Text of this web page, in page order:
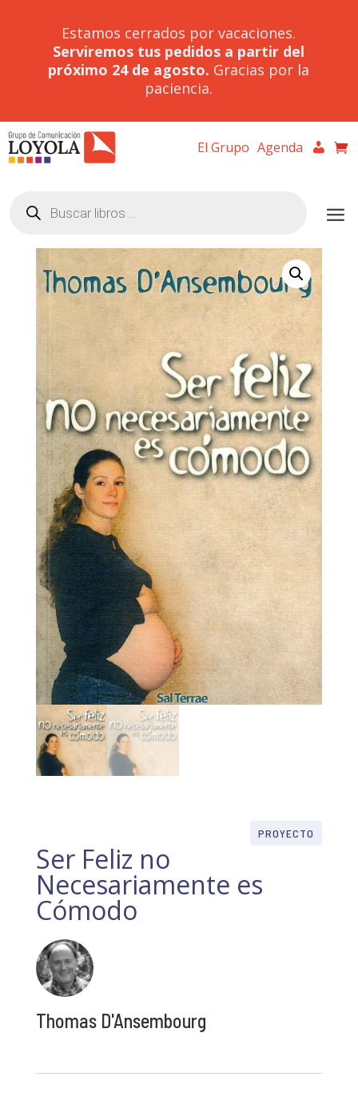
Estamos cerrados por vacaciones.
Serviremos tus pedidos a partir del
próximo 24 de agosto. Gracias por la
paciencia.
El Grupo Agenda
productos
PROYECTO
Ser Feliz no
Necesariamente es
Cómodo
Thomas D'Ansembourg